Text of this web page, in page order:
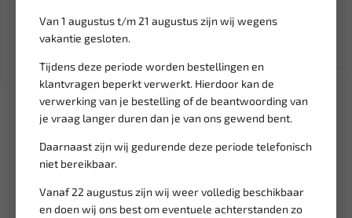
Van 1 augustus t/m 21 augustus zijn wij wegens
vakantie gesloten.
Tijdens deze periode worden bestellingen en
klantvragen beperkt verwerkt. Hierdoor kan de
verwerking van je bestelling of de beantwoording van
je vraag langer duren dan je van ons gewend bent.
Daarnaast zijn wij gedurende deze periode telefonisch
niet bereikbaar.
Vanaf 22 augustus zijn wij weer volledig beschikbaar
en doen wij ons best om eventuele achterstanden zo
83,31
98,01
Ex. btw: € 68,85
13,55
SALE!